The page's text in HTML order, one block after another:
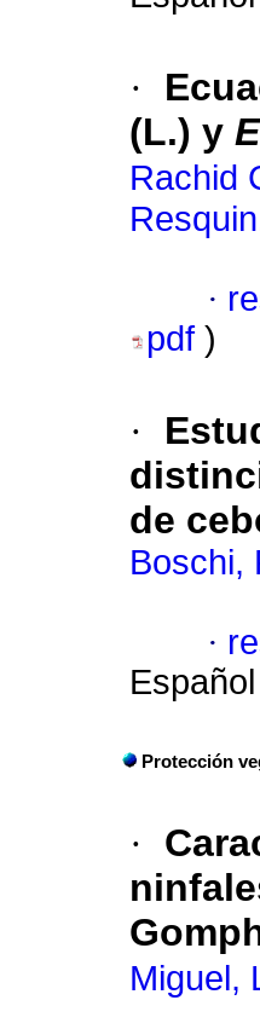
·
(L.) y
Rachid
·
pdf )
·
de
Boschi,
·
Protección
·
Miguel,